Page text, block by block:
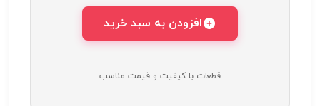
افزودن به سبد خرید
قطعات با کیفیت و قیمت مناسب